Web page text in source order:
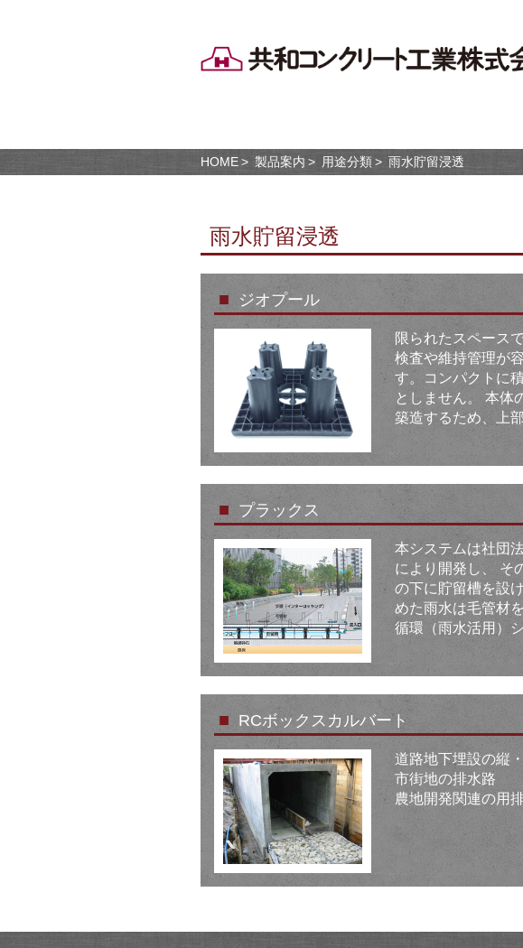
HOME 製品案内 用途分類 雨水貯留浸透
雨水貯留浸透
■ ジオプール
限られたスペース
検査や維持管理が
す。コンパクトに
としません。 本体
築造するため、上
■ プラックス
本システムは社団
により開発し、 そ
の下に貯留槽を設
めた雨水は毛管材
循環（雨水活用）
■ RCボックスカルバート
道路地下埋設の縦
市街地の排水路
農地開発関連の用